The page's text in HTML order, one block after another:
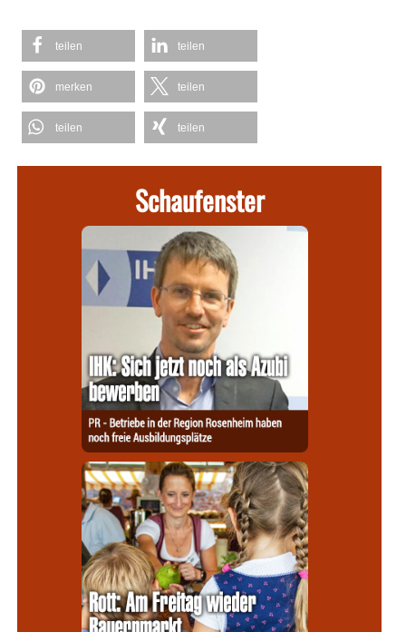
teilen teilen
merken teilen
teilen teilen
Schaufenster